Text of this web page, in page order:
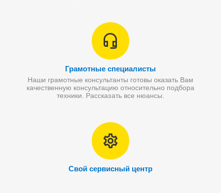
Грамотные специалисты
Наши грамотные консультанты готовы оказать Вам
качественную консультацию относительно подбора
техники. Рассказать все нюансы.
Свой сервисный центр